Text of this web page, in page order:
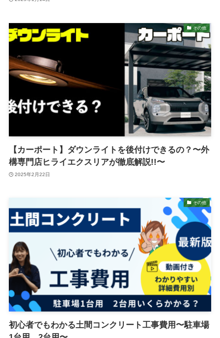
その他
【カーポート】ダウンライトを後付けできるの？〜外
構専門店ヒライエクスリアが徹底解説!!〜
2025年2月22日
その他
初心者でもわかる土間コンクリート工事費用〜駐車場